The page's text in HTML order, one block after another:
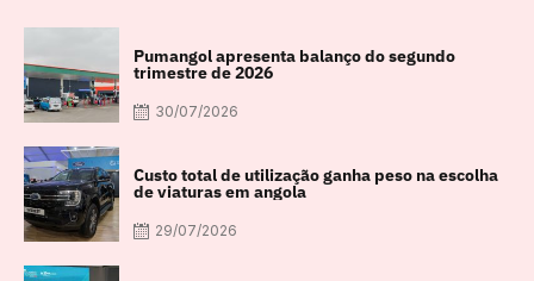
Pumangol apresenta balanço do segundo
trimestre de 2026
30/07/2026
Custo total de utilização ganha peso na escolha
de viaturas em angola
29/07/2026